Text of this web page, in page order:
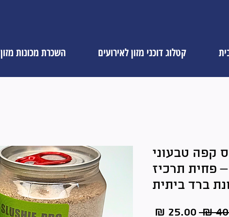
קטלוג דוכני מזון לאירועים השכרת מכונות מזון
קפה טבעוני
פחית תרכיז
ברד ביתית
מחיר